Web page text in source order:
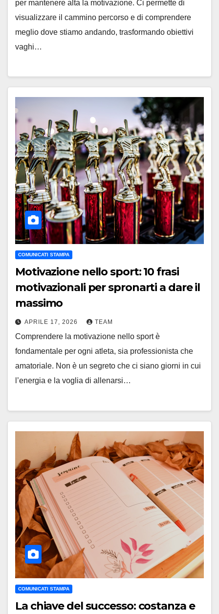
per mantenere alta la motivazione. Ci permette di
visualizzare il cammino percorso e di comprendere
meglio dove stiamo andando, trasformando obiettivi
vaghi…
COMUNICATI STAMPA
Motivazione nello sport: 10 frasi
motivazionali per spronarti a dare il
massimo
APRILE 17, 2026 TEAM
Comprendere la motivazione nello sport è
fondamentale per ogni atleta, sia professionista che
amatoriale. Non è un segreto che ci siano giorni in cui
l’energia e la voglia di allenarsi…
COMUNICATI STAMPA
La chiave del successo: costanza e